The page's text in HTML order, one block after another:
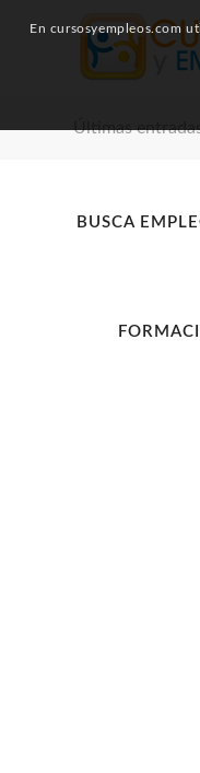
Últimas
BUSCA
En cursosyempleos.com